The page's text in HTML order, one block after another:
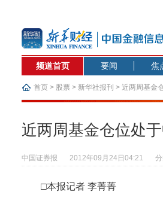
频道首页 要闻 焦
首页 > 股票 > 新华社报刊 > 近两周基金
近两周基金仓位处
中国证券报 2012年09月24日04:21 分
□本报记者 李菁菁